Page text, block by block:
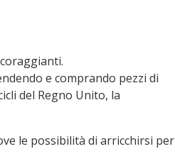
e comprando pezzi di
del Regno Unito, la
le possibilità di arricchirsi per